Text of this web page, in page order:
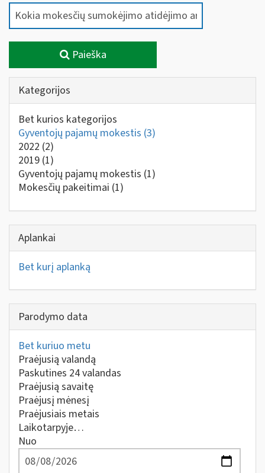
Paieška
Kategorijos
Bet kurios kategorijos
Gyventojų pajamų mokestis (3)
2022 (2)
2019 (1)
Gyventojų pajamų mokestis (1)
Mokesčių pakeitimai (1)
Aplankai
Bet kurį aplanką
Parodymo data
Bet kuriuo metu
Praėjusią valandą
Paskutines 24 valandas
Praėjusią savaitę
Praėjusį mėnesį
Praėjusiais metais
Laikotarpyje…
Nuo